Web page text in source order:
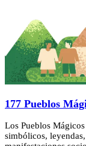
177 Pueblos
Los Pueblos
simbólicos,